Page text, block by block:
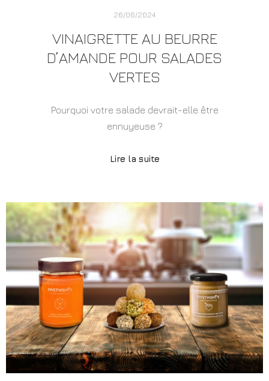
26/06/2024
VINAIGRETTE AU BEURRE
D’AMANDE POUR SALADES
VERTES
Pourquoi votre salade devrait-elle être
ennuyeuse ?
Lire la suite